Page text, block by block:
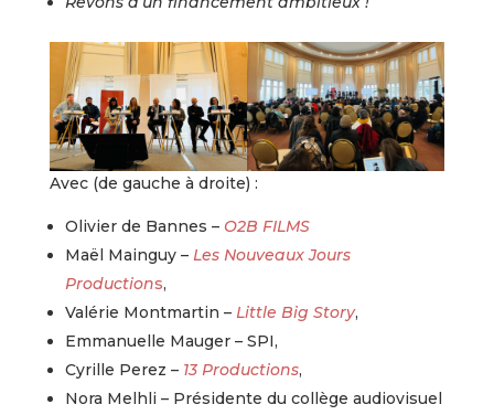
Avec (de gauche à droite) :
Olivier de Bannes –O2B FILMS
Maël Mainguy – Les Nouveaux Jours
Productions,
Valérie Montmartin – Little Big Story,
Emmanuelle Mauger – SPI,
Cyrille Perez – 13 Productions,
Nora Melhli – Présidente du collège audiovisuel